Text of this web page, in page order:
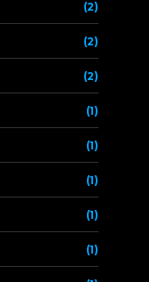
(2)
(2)
(2)
(1)
(1)
(1)
(1)
(1)